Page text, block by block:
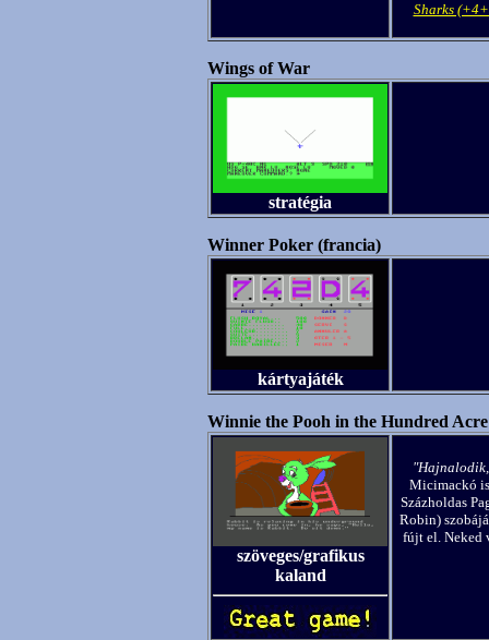
Sharks
Wings of War
stratégia
Winner Poker (francia)
kártyajáték
Winnie the Pooh in the Hundred
szöveges/grafikus
kaland
Micimackó
Százholdas
Robin)
fújt el. Neked